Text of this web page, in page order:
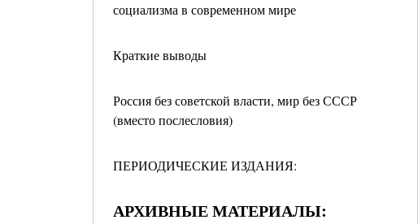
социализма в современном мире
Краткие выводы
Россия без советской власти, мир без СССР
(вместо послесловия)
ПЕРИОДИЧЕСКИЕ ИЗДАНИЯ:
АРХИВНЫЕ МАТЕРИАЛЫ: